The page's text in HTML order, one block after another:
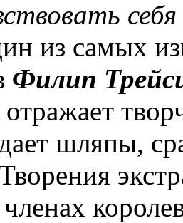
из самых
Филип
шляпы,